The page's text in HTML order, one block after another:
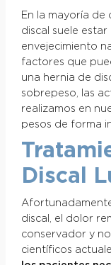
En la mayoría de
discal suele
envejecimiento
factores que
una hernia de
sobrepeso, las
realizamos en
pesos de forma
Discal
discal, el dolor
conservador y
científicos